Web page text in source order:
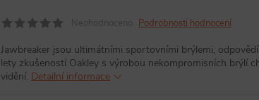
Podrobnosti hodnocení
Jawbreaker jsou ultimátními sportovními brýlemi,
lety zkušeností Oakley s výrobou nekompromisních brýlí
vidění. Detailní informace